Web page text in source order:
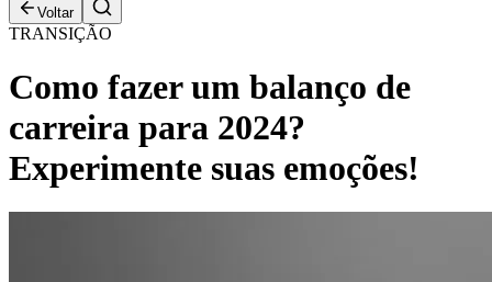
Voltar
TRANSIÇÃO
Como fazer um balanço de
carreira para 2024?
Experimente suas emoções!